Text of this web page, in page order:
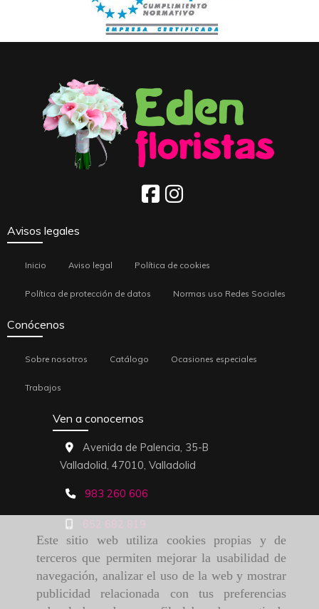
Este sitio web utiliza cookies propias y de
terceros que permiten mejorar la usabilidad de
navegación, analizar el uso de la web y mostrar
publicidad relacionada con tus preferencias
Avisos legales
Inicio Aviso legal Política de cookies
Política de protección de datos Normas uso Redes Sociales
Conócenos
Sobre nosotros Catálogo Ocasiones especiales
Trabajos
Ven a conocernos
Avenida de Palencia, 35-B
Valladolid, 47010, Valladolid
983 260 606
652 682 819